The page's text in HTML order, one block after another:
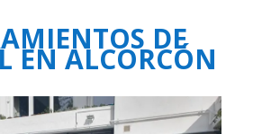
DE
EN ALCORCÓN